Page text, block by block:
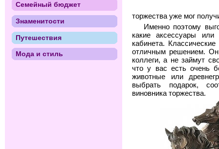
торжества уже мог
Именно поэтому
какие аксессуары
кабинета.
отличным решением.
коллеги, а не займут
что у вас есть очень
животные или
выбрать подарок,
виновника торжества.
Семейный бюджет
Знаменитости
Путешествия
Мода и стиль